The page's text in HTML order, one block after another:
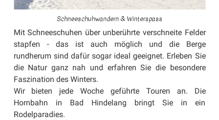
Schneeschuhwandern & Winterspass
Mit Schneeschuhen über unberührte verschneite Felder
stapfen - das ist auch möglich und die Berge
rundherum sind dafür sogar ideal geeignet. Erleben Sie
die Natur ganz nah und erfahren Sie die besondere
Faszination des Winters.
Wir bieten jede Woche geführte Touren an. Die
Hornbahn in Bad Hindelang bringt Sie in ein
Rodelparadies.